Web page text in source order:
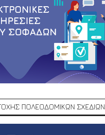
ΠΟΛΕΟΔΟΜΙΚΩΝ ΣΧΕΔΙΩΝ